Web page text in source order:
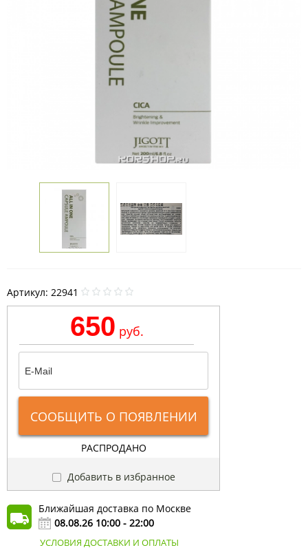
Артикул: 22941
650 руб.
СООБЩИТЬ О ПОЯВЛЕНИИ
РАСПРОДАНО
Добавить в избранное
Ближайшая доставка по Москве
08.08.26 10:00 - 22:00
УСЛОВИЯ ДОСТАВКИ И ОПЛАТЫ